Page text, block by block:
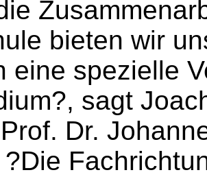
bieten wir
eine spezielle
sagt
Dr.